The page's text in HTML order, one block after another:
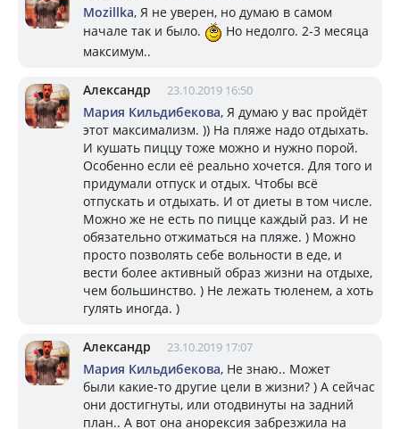
Mozillka, Я не уверен, но думаю в самом
начале так и было.
Но недолго. 2-3 месяца
максимум..
Александр 23.10.2019 16:50
Мария Кильдибекова, Я думаю у вас пройдёт
этот максимализм. )) На пляже надо отдыхать.
И кушать пиццу тоже можно и нужно порой.
Особенно если её реально хочется. Для того и
придумали отпуск и отдых. Чтобы всё
отпускать и отдыхать. И от диеты в том числе.
Можно же не есть по пицце каждый раз. И не
обязательно отжиматься на пляже. ) Можно
просто позволять себе вольности в еде, и
вести более активный образ жизни на отдыхе,
чем большинство. ) Не лежать тюленем, а хоть
гулять иногда. )
Александр 23.10.2019 17:07
Мария Кильдибекова, Не знаю.. Может
были какие-то другие цели в жизни? ) А сейчас
они достигнуты, или отодвинуты на задний
план.. А вот она анорексия забрезжила на